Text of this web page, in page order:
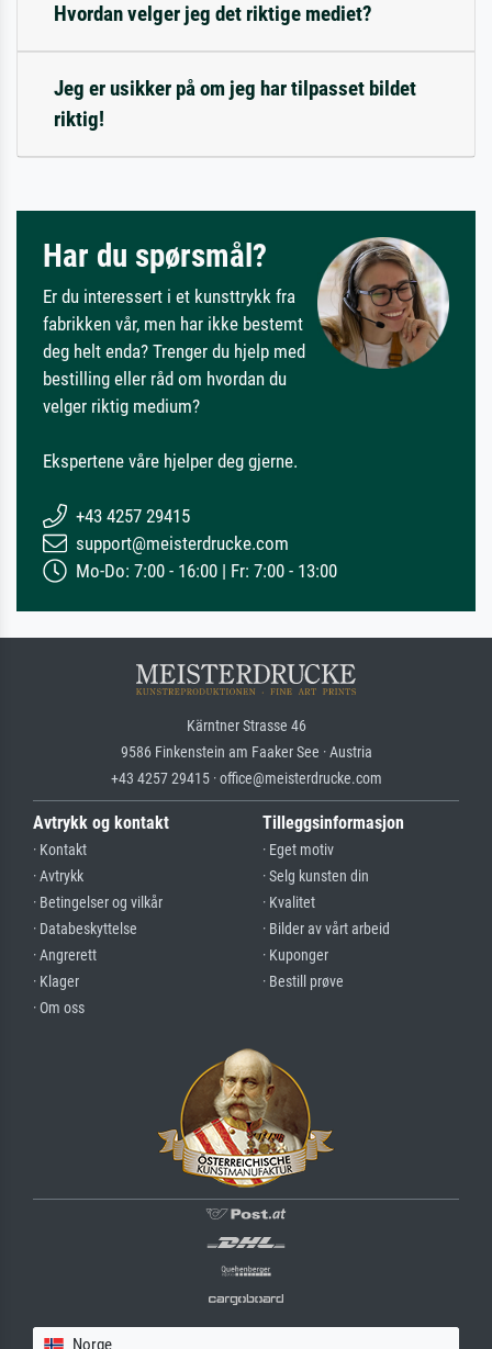
Hvordan velger jeg det riktige mediet?
Jeg er usikker på om jeg har tilpasset bildet
riktig!
Har du spørsmål?
Er du interessert i et kunsttrykk fra
fabrikken vår, men har ikke bestemt
deg helt enda? Trenger du hjelp med
bestilling eller råd om hvordan du
velger riktig medium?
Ekspertene våre hjelper deg gjerne.
+43 4257 29415
support@meisterdrucke.com
Mo-Do: 7:00 - 16:00 | Fr: 7:00 - 13:00
Kärntner Strasse 46
9586 Finkenstein am Faaker See · Austria
+43 4257 29415 · office@meisterdrucke.com
Avtrykk og kontakt
· Kontakt
· Avtrykk
· Betingelser og vilkår
· Databeskyttelse
· Angrerett
· Klager
· Om oss
Tilleggsinformasjon
· Eget motiv
· Selg kunsten din
· Kvalitet
· Bilder av vårt arbeid
· Kuponger
· Bestill prøve
Norge